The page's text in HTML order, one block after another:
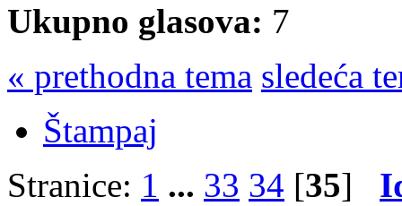
Ukupno glasova: 7
« prethodna tema sledeća
Štampaj
Stranice: 1 ... 33 34 [35]